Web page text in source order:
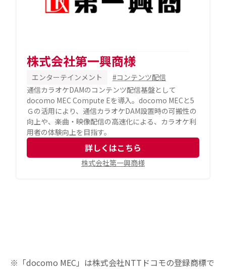
株式会社第一興商様
エンターテインメント
#コンテンツ配信
通信カラオケDAMのコンテンツ配信基盤として
docomo MEC Compute Eを導入。docomo MECと5
Ｇの活用により、通信カラオケDAM設置時の可搬性の
向上や、楽曲・映像配信の高速化による、カラオケ利
用者の体験向上を目指す。
詳しくはこちら
株式会社第一興商様
※「docomo MEC」は株式会社NTTドコモの登録商標で